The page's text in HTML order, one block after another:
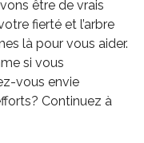
être de vrais
fierté et l’arbre
là pour vous aider.
si vous
vous envie
Continuez à